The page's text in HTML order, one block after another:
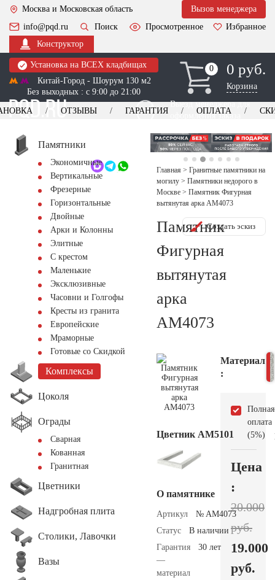
Москва и Московская область
Вызов менеджера
info@pqd.ru
Поиск Просмотренное
Избранное
Конструктор
Установка на ВСЕХ кладбищах
Китай-Город - Шоурум 130 м2
Без выходных : с 9:00 до 21:00
0
0 0 руб.
Корзина
Выезд менеджера для
оформления заказа
+7 (495) 518-44-23
Обратный звонок
ОТЗЫВЫ ГАРАНТИЯ ОПЛАТА
Памятники
Экономичные
Вертикальные
Фрезерные
Горизонтальные
Двойные
Арки и Колонны
Элитные
С крестом
Маленькие
Эксклюзивные
Часовни и Голгофы
Кресты из гранита
Европейские
Мраморные
Готовые со Скидкой
Комплексы
Цоколя
Ограды
Сварная
Кованная
Гранитная
Цветники
Надгробная плита
Столики, Лавочки
Вазы
Главная > Гранитные памятники на
могилу > Памятники недорого в
Москве > Памятник Фигурная
вытянутая арка AM4073
Памятник
Фигурная
вытянутая
арка
AM4073
Создать эскиз
Цветник АМ5101
О памятнике
Артикул
№ AM4073
Статус
В наличии
Гарантия
—
материал
30 лет
Материал
:
Полная
оплата
(5%)
Цена
:
20.000
руб.
19.000
руб.